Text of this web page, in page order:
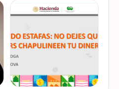
mejor forma de gestionar
ese dinero extra de fin de
ahorro o aguinaldo, es un
dinero…
VER EN
INSTAGRAM